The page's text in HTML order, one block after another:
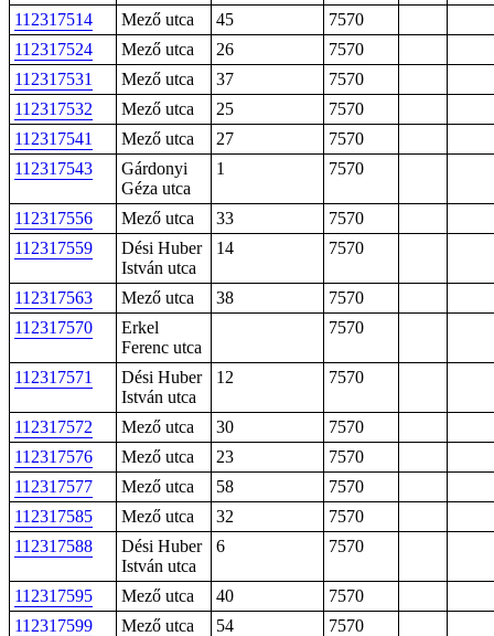
112317514 Mező utca 45
7570
112317524
Mező utca 26
7570
112317531
Mező utca 37
7570
112317532
Mező utca 25
7570
112317541
Mező utca 27
7570
112317543
Gárdonyi
Géza utca
1 7570
112317556 Mező utca 33
7570
112317559
Dési Huber
István utca
14 7570
112317563 Mező utca 38
7570
112317570
Erkel
Ferenc utca
7570
112317571
Dési Huber
István utca
12 7570
112317572 Mező utca 30
7570
112317576
Mező utca 23
7570
112317577
Mező utca 58
7570
112317585
Mező utca 32
7570
112317588
Dési Huber
István utca
6 7570
112317595 Mező utca 40
7570
112317599
Mező utca 54
7570